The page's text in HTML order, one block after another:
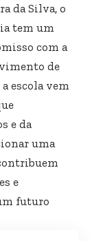
da Silva, o
tem um
com a
de
escola vem
e da
uma
e
futuro